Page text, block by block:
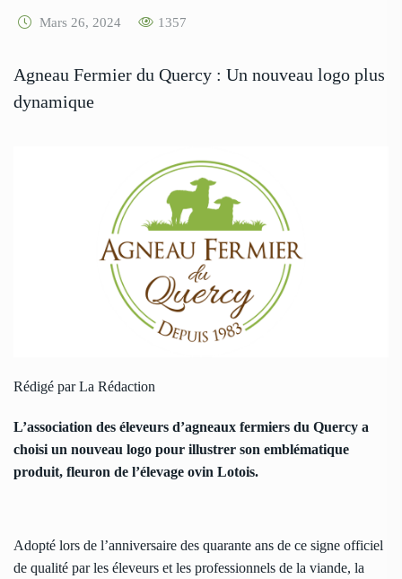
Mars 26, 2024 1357
Agneau Fermier du Quercy : Un nouveau logo plus
dynamique
Rédigé par La Rédaction
L’association des éleveurs d’agneaux fermiers du Quercy a
choisi un nouveau logo pour illustrer son emblématique
produit, fleuron de l’élevage ovin Lotois.
Adopté lors de l’anniversaire des quarante ans de ce signe officiel
de qualité par les éleveurs et les professionnels de la viande, la